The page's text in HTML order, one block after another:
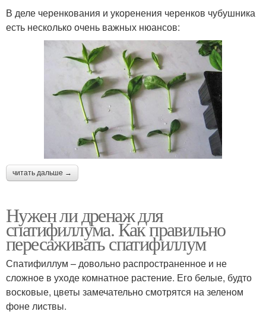
В деле черенкования и укоренения черенков чубушника
есть несколько очень важных нюансов:
читать дальше →
Нужен ли дренаж для
спатифиллума. Как правильно
пересаживать спатифиллум
Спатифиллум – довольно распространенное и не
сложное в уходе комнатное растение. Его белые, будто
восковые, цветы замечательно смотрятся на зеленом
фоне листвы.